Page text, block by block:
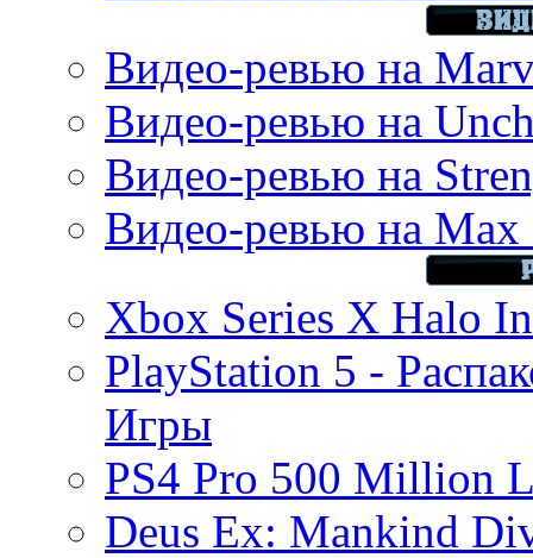
Видео-ревью на
Видео-ревью на
Видео-ревью на
Видео-ревью на Max
Xbox Series X Halo
PlayStation 5 -
Игры
PS4 Pro 500 Million
Deus Ex: Mankind